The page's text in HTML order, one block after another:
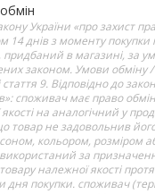
України «про захист
14 днів з моменту покупки
придбаний в магазині, за
законом. Умови обміну
9. Відповідно до
споживач має право
на аналогічний у
товар не задовольнив
кольором, розміром
за
належної якості
дня покупки. споживач